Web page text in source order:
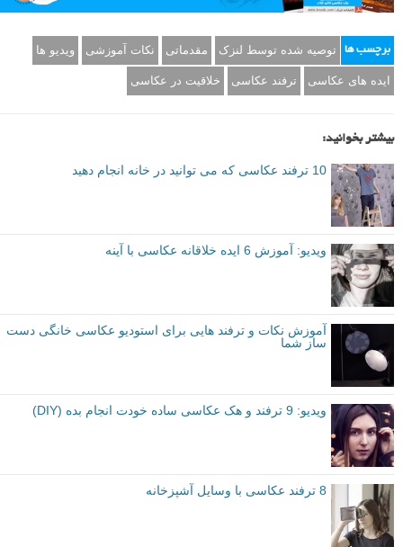
برچسب ها توصیه شده توسط لنزک مقدماتی نکات آموزشی ویدیو ها
ایده های عکاسی ترفند عکاسی خلاقیت در عکاسی
بیشتر بخوانید:
10 ترفند عکاسی که می توانید در خانه انجام دهید
ویدیو: آموزش 6 ایده خلاقانه عکاسی با آینه
آموزش نکات و ترفند هایی برای استودیو عکاسی خانگی دست
ساز شما
ویدیو: 9 ترفند و هک عکاسی ساده خودت انجام بده (DIY)
8 ترفند عکاسی با وسایل آشپزخانه